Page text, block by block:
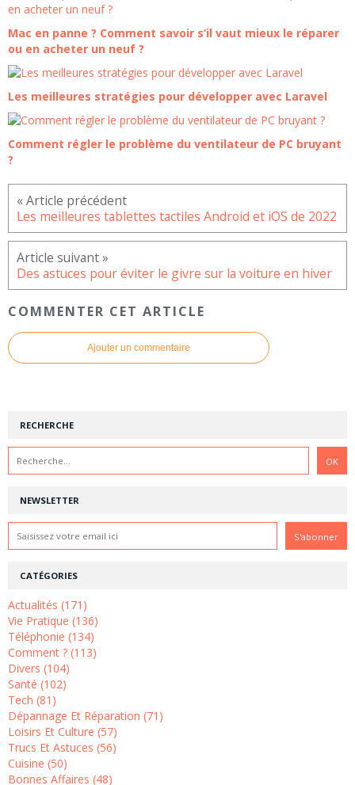
Mac en panne ? Comment savoir s’il vaut mieux le réparer
ou en acheter un neuf ?
Les meilleures stratégies pour développer avec Laravel
Comment régler le problème du ventilateur de PC bruyant
?
Les meilleures tablettes tactiles Android et iOS de 2022
Des astuces pour éviter le givre sur la voiture en hiver
COMMENTER CET ARTICLE
Ajouter un commentaire
NEWSLETTER
RECHERCHE
CATÉGORIES
Actualités (171)
Vie Pratique (136)
Téléphonie (134)
Comment ? (113)
Divers (104)
Santé (102)
Tech (81)
Dépannage Et Réparation (71)
Loisirs Et Culture (57)
Trucs Et Astuces (56)
Cuisine (50)
Bonnes Affaires (48)